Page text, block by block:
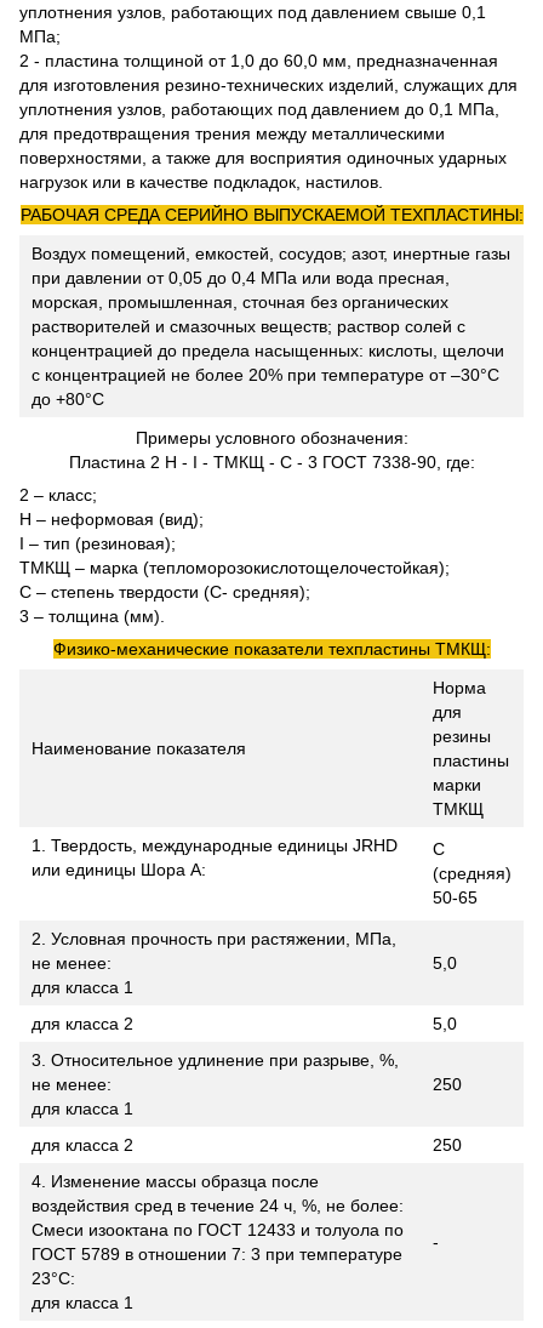
уплотнения узлов, работающих под давлением свыше 0,1
МПа;
2 - пластина толщиной от 1,0 до 60,0 мм, предназначенная
для изготовления резино-технических изделий, служащих для
уплотнения узлов, работающих под давлением до 0,1 МПа,
для предотвращения трения между металлическими
поверхностями, а также для восприятия одиночных ударных
нагрузок или в качестве подкладок, настилов.
РАБОЧАЯ СРЕДА СЕРИЙНО ВЫПУСКАЕМОЙ ТЕХПЛАСТИНЫ:
Воздух помещений, емкостей, сосудов; азот, инертные газы
при давлении от 0,05 до 0,4 МПа или вода пресная,
морская, промышленная, сточная без органических
растворителей и смазочных веществ; раствор солей с
концентрацией до предела насыщенных: кислоты, щелочи
с концентрацией не более 20% при температуре от –30°С
до +80°С
Примеры условного обозначения:
Пластина 2 Н - I - ТМКЩ - С - 3 ГОСТ 7338-90, где:
2 – класс;
Н – неформовая (вид);
I – тип (резиновая);
ТМКЩ – марка (тепломорозокислотощелочестойкая);
С – степень твердости (С- средняя);
3 – толщина (мм).
Физико-механические показатели техпластины ТМКЩ:
Наименование показателя
Норма
для
резины
пластины
марки
ТМКЩ
1. Твердость, международные единицы JRHD
или единицы Шора А:
С
(средняя)
50-65
2. Условная прочность при растяжении, МПа,
не менее:
для класса 1
5,0
для класса 2
5,0
3. Относительное удлинение при разрыве, %,
не менее:
для класса 1
250
для класса 2
250
4. Изменение массы образца после
воздействия сред в течение 24 ч, %, не более:
Смеси изооктана по ГОСТ 12433 и толуола по
ГОСТ 5789 в отношении 7: 3 при температуре
23°С:
для класса 1
-